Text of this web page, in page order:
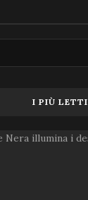
I PIÙ LETTI